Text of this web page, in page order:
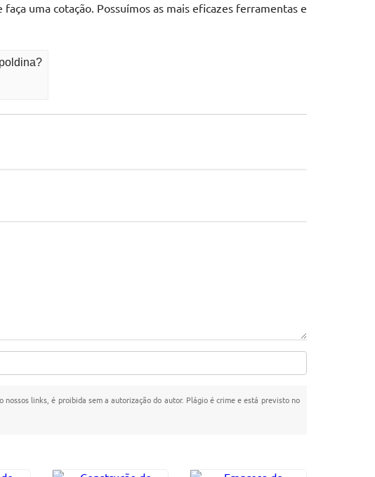
uma cotação. Possuímos as mais eficazes ferramentas e
links, é proibida sem a autorização do autor. Plágio é crime e está previsto no